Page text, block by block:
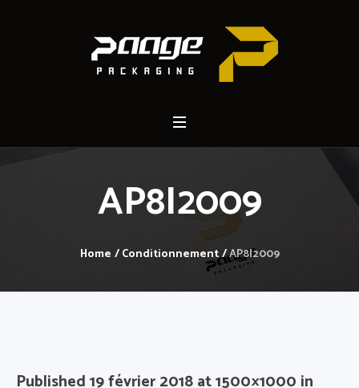
AP8I2009
Home /Conditionnement/AP8I2009
Published19 février 2018at 1500×1000 in